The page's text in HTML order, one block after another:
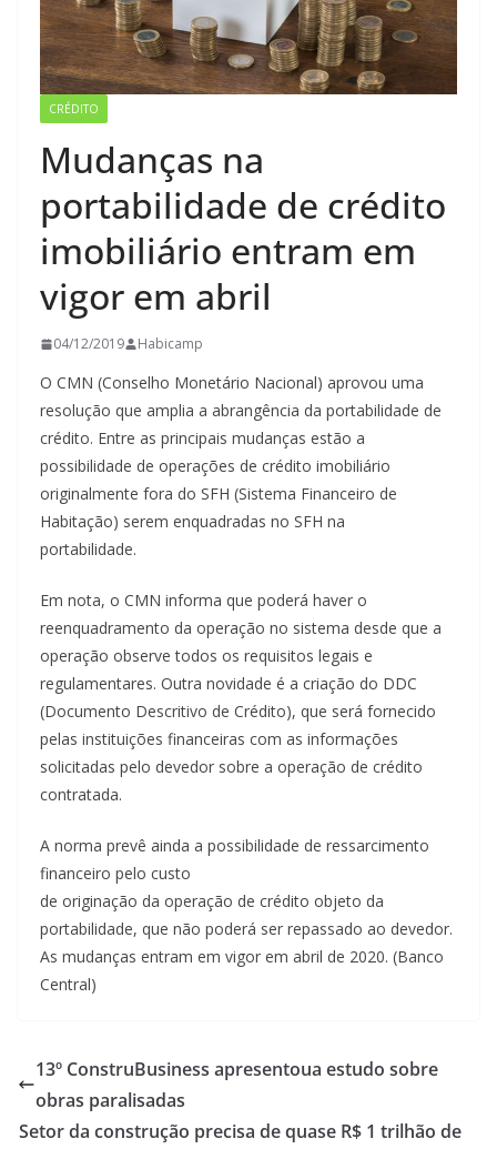
CRÉDITO
Mudanças na
portabilidade de crédito
imobiliário entram em
vigor em abril
04/12/2019 Habicamp
O CMN (Conselho Monetário Nacional) aprovou uma
resolução que amplia a abrangência da portabilidade de
crédito. Entre as principais mudanças estão a
possibilidade de operações de crédito imobiliário
originalmente fora do SFH (Sistema Financeiro de
Habitação) serem enquadradas no SFH na
portabilidade.
Em nota, o CMN informa que poderá haver o
reenquadramento da operação no sistema desde que a
operação observe todos os requisitos legais e
regulamentares. Outra novidade é a criação do DDC
(Documento Descritivo de Crédito), que será fornecido
pelas instituições financeiras com as informações
solicitadas pelo devedor sobre a operação de crédito
contratada.
A norma prevê ainda a possibilidade de ressarcimento
financeiro pelo custo
de originação da operação de crédito objeto da
portabilidade, que não poderá ser repassado ao devedor.
As mudanças entram em vigor em abril de 2020. (Banco
Central)
13º ConstruBusiness apresentoua estudo sobre
obras paralisadas
Setor da construção precisa de quase R$ 1 trilhão de